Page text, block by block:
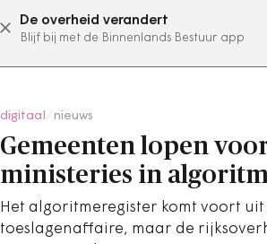
De overheid verandert
Blijf bij met de Binnenlands Bestuur app
abonneer nu
digitaal nieuws
Gemeenten lopen
ministeries in
Het algoritmeregister komt voort uit
toeslagenaffaire, maar de